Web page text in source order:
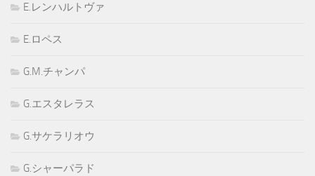
E.レンハルトヴァ
E.ロペス
G.M.チャンパ
G.エスタレラス
G.サケラリオウ
G.シャーパラド